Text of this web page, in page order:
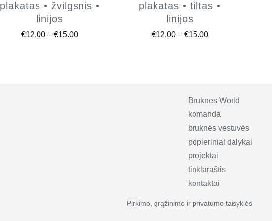
plakatas • žvilgsnis •
linijos
€12.00 – €15.00Price
plakatas • tiltas •
linijos
€12.00 – €15.00Price
Bruknes World
komanda
bruknės vestuvės
popieriniai dalykai
projektai
tinklaraštis
kontaktai
Pirkimo, grąžinimo ir privatumo taisyklės